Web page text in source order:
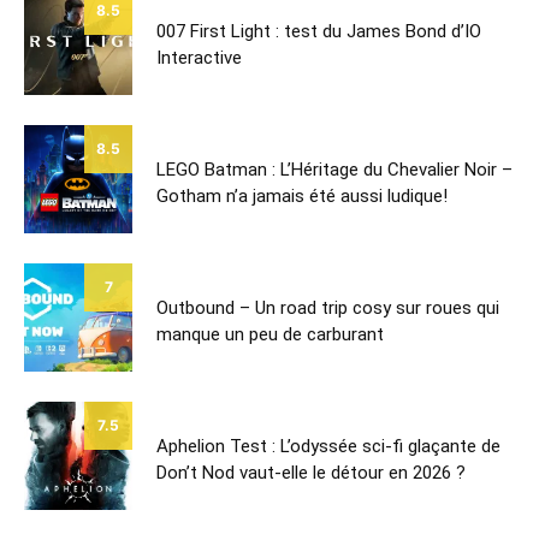
8.5
007 First Light : test du James Bond d’IO
Interactive
8.5
LEGO Batman : L’Héritage du Chevalier Noir –
Gotham n’a jamais été aussi ludique!
7
Outbound – Un road trip cosy sur roues qui
manque un peu de carburant
7.5
Aphelion Test : L’odyssée sci-fi glaçante de
Don’t Nod vaut-elle le détour en 2026 ?